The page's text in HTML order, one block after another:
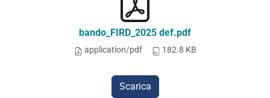
bando_FIRD_2025 def.pdf
application/pdf 182.8 KB
Scarica